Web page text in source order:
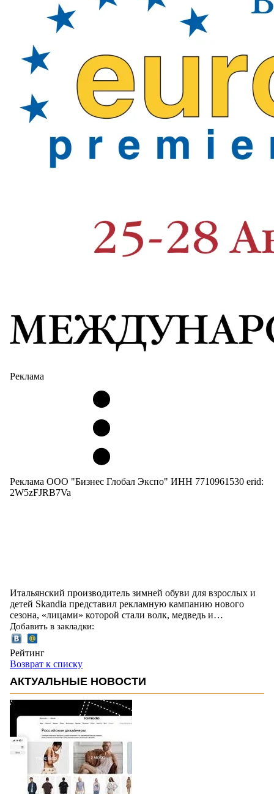
Реклама
Реклама ООО "Бизнес Глобал Экспо" ИНН 7710961530 erid:
2W5zFJRB7Va
Итальянский производитель зимней обуви для взрослых и
детей Skandia представил рекламную кампанию нового
сезона, «лицами» которой стали волк, медведь и…
Добавить в закладки:
Рейтинг
Возврат к списку
АКТУАЛЬНЫЕ НОВОСТИ